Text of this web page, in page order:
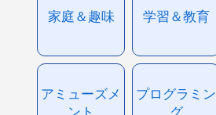
家庭＆趣味 学習＆教育
アミューズメ
ント
プログラミン
グ